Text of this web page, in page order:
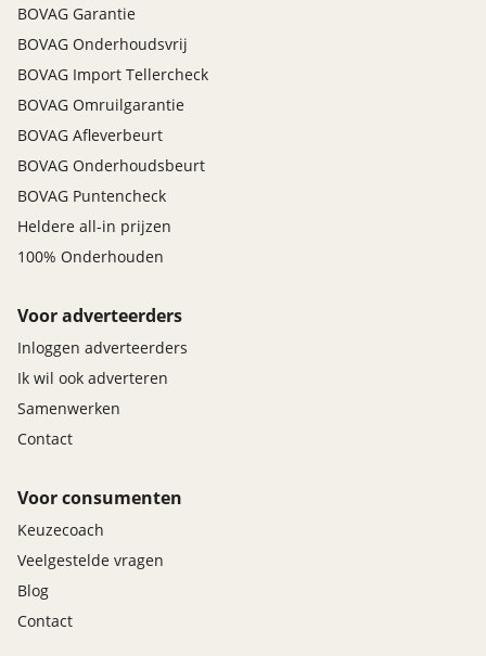
BOVAG Garantie
BOVAG Onderhoudsvrij
BOVAG Import Tellercheck
BOVAG Omruilgarantie
BOVAG Afleverbeurt
BOVAG Onderhoudsbeurt
BOVAG Puntencheck
Heldere all-in prijzen
100% Onderhouden
Voor adverteerders
Inloggen adverteerders
Ik wil ook adverteren
Samenwerken
Contact
Voor consumenten
Keuzecoach
Veelgestelde vragen
Blog
Contact